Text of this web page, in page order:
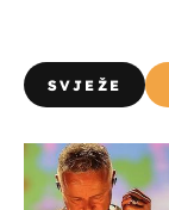
SVJEŽE